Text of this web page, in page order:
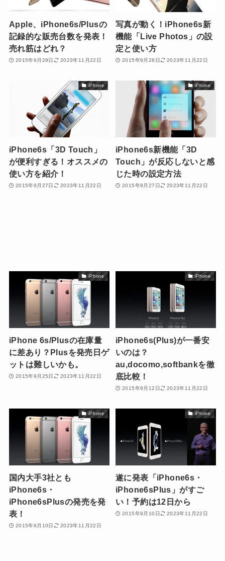
Apple、iPhone6s/Plusの
記録的な販売台数を発表！
売れ筋はどれ？
2015年9月29日 2023年11月22日
写真が動く！iPhone6s新
機能「Live Photos」の設
定と使い方
2015年9月28日 2023年11月22日
iPhone
iPhone6s「3D Touch」
が便利すぎる！オススメの
使い方を紹介！
2015年9月27日 2023年11月22日
iPhone
iPhone6s新機能「3D
Touch」が反応しないと感
じた時の設定方法
2015年9月27日 2023年11月22日
iPhone
iPhone 6s/Plusの在庫量
に差あり？Plusを発売日ゲ
ットは難しいかも。
2015年9月25日 2023年11月22日
iPhone
iPhone6s(Plus)が一番安
いのは？
au,docomo,softbankを徹
底比較！
2015年9月12日 2023年11月22日
iPhone
国内大手3社とも
iPhone6s・
iPhone6sPlusの発売を発
表！
2015年9月10日 2023年11月22日
iPhone
遂に発表「iPhone6s・
iPhone6sPlus」がすご
い！予約は12日から
2015年9月10日 2023年11月22日